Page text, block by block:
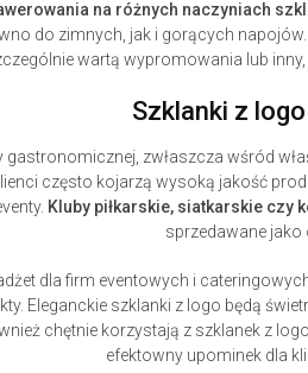
na różnych naczyniach
do zimnych, jak i gorących
wartą wypromowania lub
Szklanki z
gastronomicznej, zwłaszcza wśród
często kojarzą wysoką jakość
Kluby piłkarskie, siatkarskie czy
sprzedawane jako
dla firm eventowych i
Eleganckie szklanki z logo będą
chętnie korzystają z szklanek z logo.
efektowny upominek dla